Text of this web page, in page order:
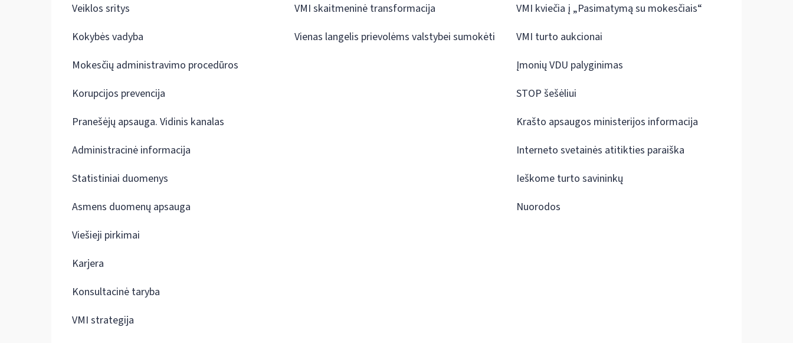
Veiklos sritys
Kokybės vadyba
Mokesčių administravimo procedūros
Korupcijos prevencija
Pranešėjų apsauga. Vidinis kanalas
Administracinė informacija
Statistiniai duomenys
Asmens duomenų apsauga
Viešieji pirkimai
Karjera
Konsultacinė taryba
VMI strategija
VMI skaitmeninė transformacija
Vienas langelis prievolėms valstybei sumokėti
VMI kviečia į „Pasimatymą su mokesčiais“
VMI turto aukcionai
Įmonių VDU palyginimas
STOP šešėliui
Krašto apsaugos ministerijos informacija
Interneto svetainės atitikties paraiška
Ieškome turto savininkų
Nuorodos